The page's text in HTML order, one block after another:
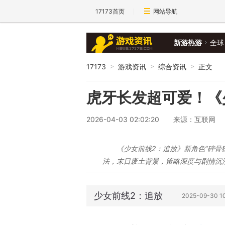
17173首页 网站导航
新游热游 全球
17173 > 游戏资讯 > 综合资讯 > 正文
虎牙长发超可爱！
2026-04-03 02:02:20 来源：互联网
《少女前线2：追放》新角色“碎
法，末日废土背景，策略深度与剧情
少女前线2：追放 2025-09-30